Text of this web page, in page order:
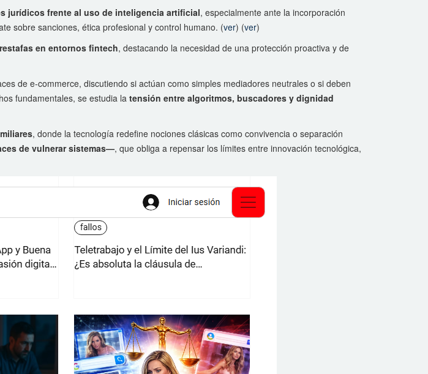
jurídicos frente al uso de inteligencia artificial, especialmente ante la incorporación
sobre sanciones, ética profesional y control humano. (ver) (ver)
en entornos fintech, destacando la necesidad de una protección proactiva y de
de e-commerce, discutiendo si actúan como simples mediadores neutrales o si deben
fundamentales, se estudia la tensión entre algoritmos, buscadores y dignidad
, donde la tecnología redefine nociones clásicas como convivencia o separación
de vulnerar sistemas—, que obliga a repensar los límites entre innovación tecnológica,